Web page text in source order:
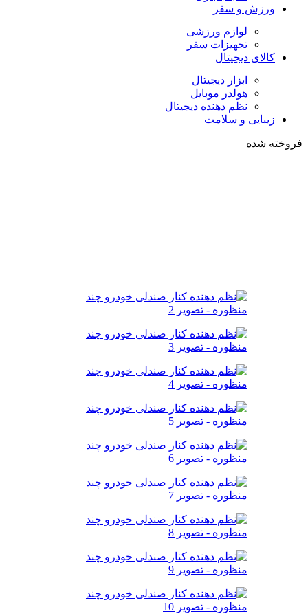
ورزش و سفر
لوازم ورزشی
تجهیزات سفر
کالای دیجیتال
ابزار دیجیتال
هولدر موبایل
نظم دهنده دیجیتال
زیبایی و سلامت
فروخته شده